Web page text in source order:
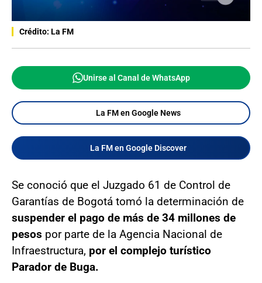
Crédito: La FM
Unirse al Canal de WhatsApp
La FM en Google News
La FM en Google Discover
Se conoció que el Juzgado 61 de Control de
Garantías de Bogotá tomó la determinación de
suspender el pago de más de 34 millones de
pesos por parte de la Agencia Nacional de
Infraestructura, por el complejo turístico
Parador de Buga.